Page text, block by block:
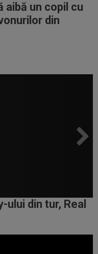
aibă un copil cu
din
din tur, Real